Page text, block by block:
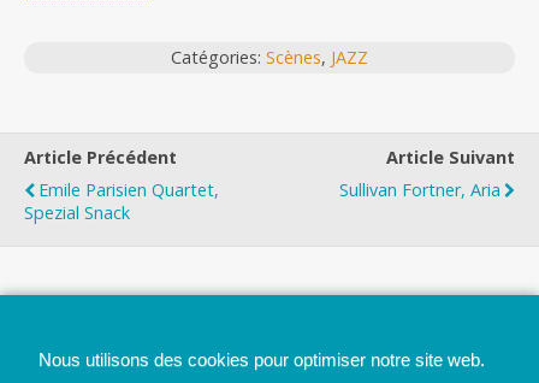
Catégories: Scènes, JAZZ
Article Précédent
Emile Parisien Quartet,
Spezial Snack
Article Suivant
Sullivan Fortner, Aria
Nous utilisons des cookies pour optimiser notre site web.